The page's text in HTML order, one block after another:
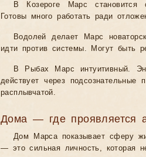
В Козероге Марс становится
Готовы много работать ради
Водолей делает Марс
идти против системы. Могут быть
В Рыбах Марс интуитивный.
действует через
расплывчатой.
Дома — где проявляется
Дом Марса показывает сферу
— это сильная личность, которая